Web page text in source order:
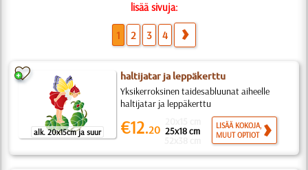
lisää sivuja:
1 2 3 4
alk. 20x15cm ja suur
haltijatar ja leppäkerttu
Yksikerroksinen taidesabluunat aiheelle
haltijatar ja leppäkerttu
€12.20 25x18 cm
LISÄÄ KOKOJA,
MUUT OPTIOT